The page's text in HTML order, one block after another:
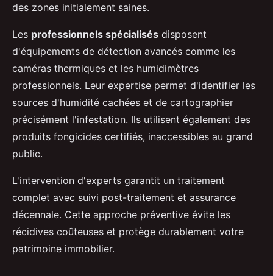
des zones initialement saines.
Les professionnels spécialisés disposent
d'équipements de détection avancés comme les
caméras thermiques et les humidimètres
professionnels. Leur expertise permet d'identifier les
sources d'humidité cachées et de cartographier
précisément l'infestation. Ils utilisent également des
produits fongicides certifiés, inaccessibles au grand
public.
L'intervention d'experts garantit un traitement
complet avec suivi post-traitement et assurance
décennale. Cette approche préventive évite les
récidives coûteuses et protège durablement votre
patrimoine immobilier.